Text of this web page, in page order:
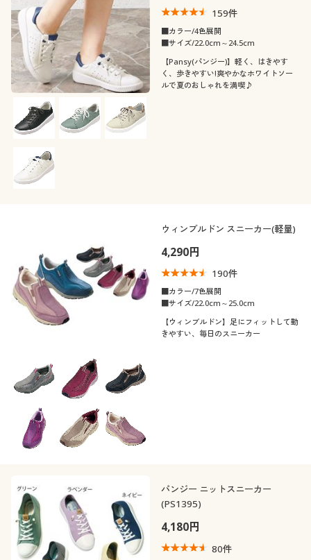
デジタルカタログ
カタログ無料プレゼント
会員メニュー
マイページ
閲覧履歴
ご利用ガイド
よくある質問とお問い合わせ
こだわり条件
で絞り込む
柄・デザイン
無地
素材
カジュアル
ベーシック シック
着用感
レギュラー ゆったり
年代
30代
閉じる
159件
■カラー/4色展開
■サイズ/22.0cm～24.5cm
【Pansy(パンジー)】軽く、はきやす
く、歩きやすい!爽やかなホワイトソー
ルで夏のおしゃれを満喫♪
ウィンブルドン スニーカー(軽量)
4,290円
190件
■カラー/7色展開
■サイズ/22.0cm～25.0cm
【ウィンブルドン】足にフィットして動
きやすい、毎日のスニーカー
パンジー ニットスニーカー
(PS1395)
4,180円
80件